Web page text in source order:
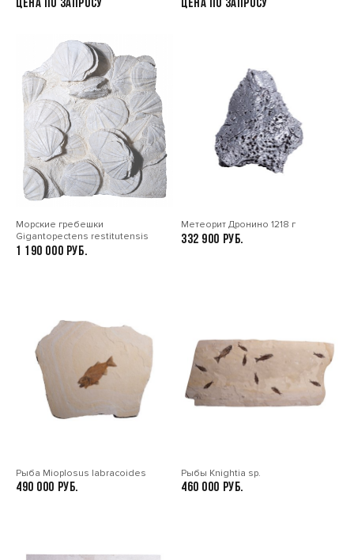
Цена по запросу Цена по запросу
Морские гребешки
Gigantopectens restitutensis
1 190 000
Метеорит Дронино 1218 г
332 900
Рыба Mioplosus labracoides
490 000
Рыбы Knightia sp.
460 000